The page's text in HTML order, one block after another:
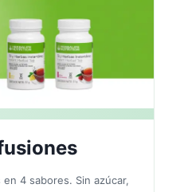
4 sabores. Sin azúcar,